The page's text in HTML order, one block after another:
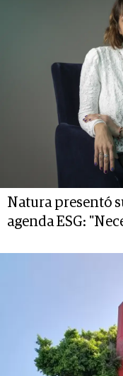
Natura presentó
agenda ESG: